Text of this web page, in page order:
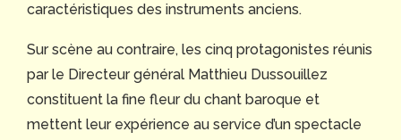
caractéristiques des instruments anciens.
Sur scène au contraire, les cinq protagonistes réunis
par le Directeur général Matthieu Dussouillez
constituent la fine fleur du chant baroque et
mettent leur expérience au service d’un spectacle